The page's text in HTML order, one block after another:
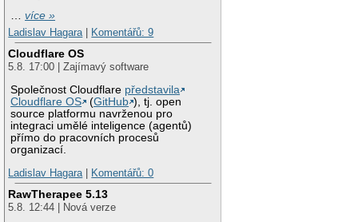
…více »
Ladislav Hagara| Komentářů: 9
Cloudflare OS
5.8. 17:00 | Zajímavý software
Společnost Cloudflare představila
Cloudflare OS
(GitHub ), tj. open
source platformu navrženou pro
integraci umělé inteligence (agentů)
přímo do pracovních procesů
organizací.
Ladislav Hagara| Komentářů: 0
RawTherapee 5.13
5.8. 12:44 | Nová verze